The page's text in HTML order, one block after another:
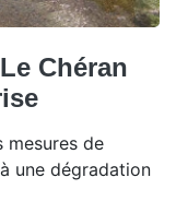
Chéran
mesures de
une dégradation